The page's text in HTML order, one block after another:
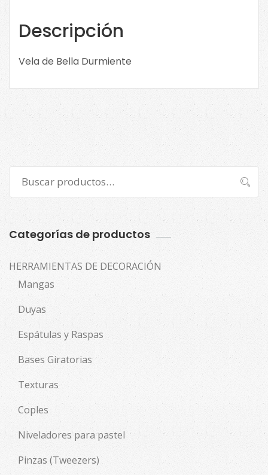
cantidad
Descripción
Vela de Bella Durmiente
por:
Buscar
Categorías de productos
HERRAMIENTAS DE DECORACIÓN
Mangas
Duyas
Espátulas y Raspas
Bases Giratorias
Texturas
Coples
Niveladores para pastel
Pinzas (Tweezers)